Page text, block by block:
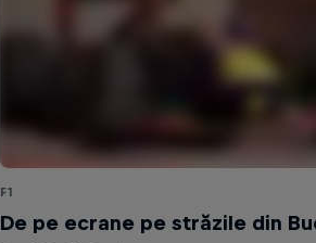
F1
De pe ecrane pe străzile din